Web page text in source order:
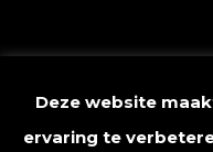
de The Voice Kids weer!
Wil jij erbij zijn, kijk dan
Deze website
ervaring te